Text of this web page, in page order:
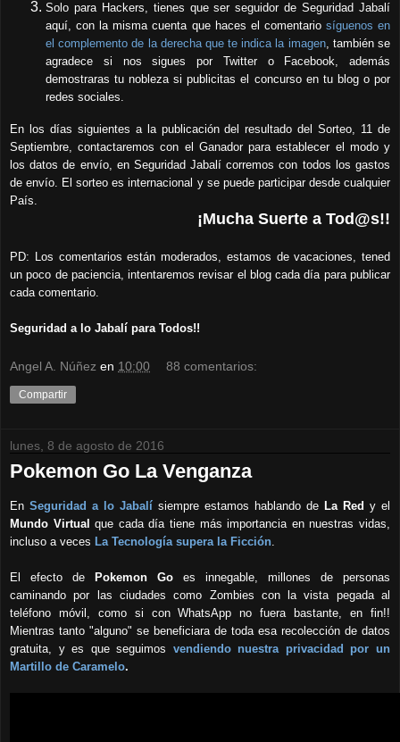
Solo para Hackers, tienes que ser seguidor de Seguridad Jabalí
aquí, con la misma cuenta que haces el comentario síguenos en
el complemento de la derecha que te indica la imagen, también se
agradece si nos sigues por Twitter o Facebook, además
demostraras tu nobleza si publicitas el concurso en tu blog o por
redes sociales.
En los días siguientes a la publicación del resultado del Sorteo, 11 de
Septiembre,
contactaremos con el Ganador para establecer el modo y
los datos de envío, en Seguridad Jabalí corremos con todos los gastos
de envío. El sorteo es internacional y se puede participar desde cualquier
País.
¡Mucha Suerte a Tod@s!!
PD: Los comentariosestán moderados, estamos devacaciones, tened
un poco de paciencia, intentaremos revisar el blog cada día para publicar
cada comentario.
Seguridad a lo Jabalí para Todos!!
Angel A. Núñez en 10:00 88 comentarios:
Compartir
lunes, 8 de agosto de 2016
Pokemon Go La Venganza
En Seguridad a lo Jabalí siempre estamos hablando de La Red y el
Mundo Virtualque cada día tiene más importancia en nuestras vidas,
incluso a veces La Tecnología supera la Ficción.
El efecto de Pokemon Go es innegable, millones de personas
caminando por las ciudades como Zombies con la vista pegada al
teléfono móvil, como si con WhatsApp no fuera bastante, en fin!!
Mientras tanto "alguno" se beneficiara de toda esa recolección de datos
gratuita, y es que seguimos vendiendo nuestra privacidad por un
Martillo de Caramelo.